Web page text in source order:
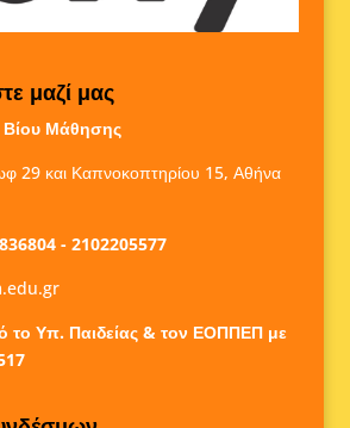
μαζί μας
Μάθησης
29 και Καπνοκοπτηρίου 15, Αθήνα
- 2102205577
το Υπ. Παιδείας & τον ΕΟΠΠΕΠ με